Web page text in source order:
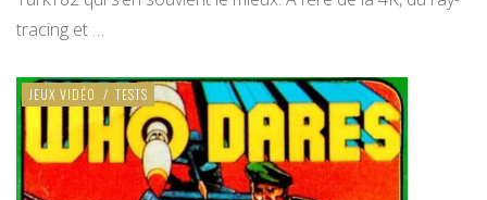
tracing et …
JEUX VIDÉO / TESTS